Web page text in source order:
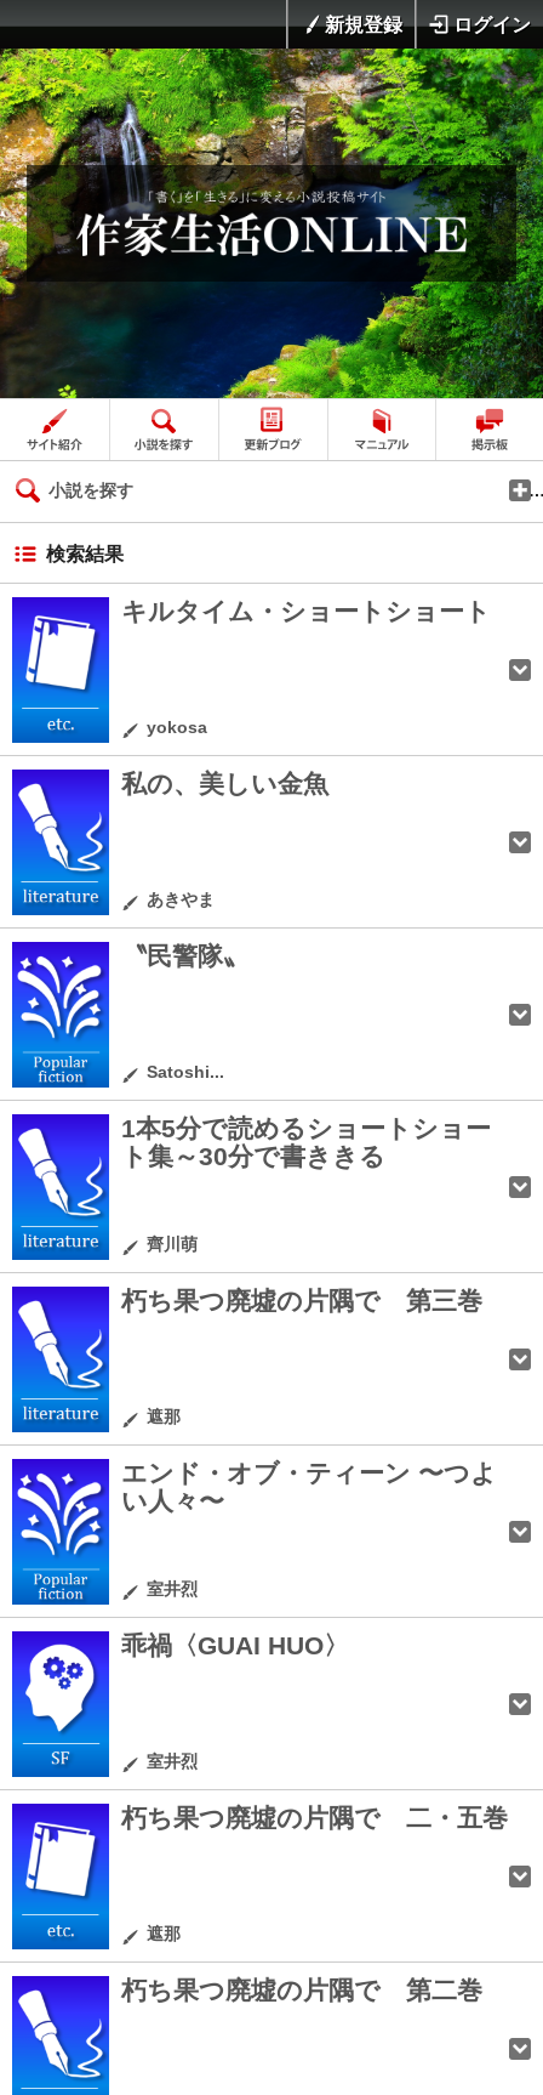
新規登録 ログイン
小説を探す
検索結果
キルタイム・ショートショート
yokosa
私の、美しい金魚
あきやま
〝民警隊〟
Satoshi...
1本5分で読めるショートショー
ト集～30分で書ききる
齊川萌
朽ち果つ廃墟の片隅で 第三巻
遮那
エンド・オブ・ティーン 〜つよ
い人々〜
室井烈
乖禍〈GUAI HUO〉
室井烈
朽ち果つ廃墟の片隅で 二・五巻
遮那
朽ち果つ廃墟の片隅で 第二巻